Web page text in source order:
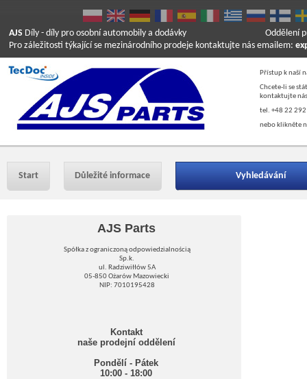
AJS Díly - díly pro osobní automobily a dodávky
Pro záležitosti týkající se mezinárodního prodeje kontaktujte nás emailem:
Oddělení
Přístup k naší
Chcete-li se
kontaktujte
tel. +48 22
nebo klikněte
Start Důležité informace Vyhledávání
AJS Parts
Spółka z ograniczoną odpowiedzialnością
Sp.k.
ul. Radziwiłłów 5A
05-850 Ożarów Mazowiecki
NIP: 7010195428
Kontakt
naše prodejní oddělení
Pondělí - Pátek
10:00 - 18:00